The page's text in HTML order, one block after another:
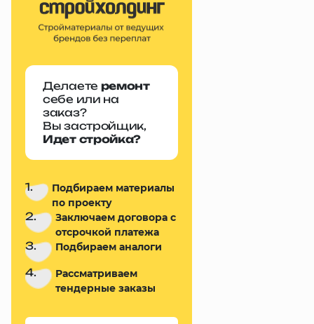
Делаете ремонт
себе или на
заказ?
Вы застройщик,
Идет стройка?
1.
Подбираем материалы
по проекту
2.
Заключаем договора с
отсрочкой платежа
3. Подбираем аналоги
4.
Рассматриваем
тендерные заказы